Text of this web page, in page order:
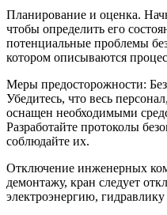
Планирование и оценка.
чтобы определить его
потенциальные проблемы
котором описываются
Меры предосторожности:
Убедитесь, что весь
оснащен необходимыми
Разработайте протоколы
соблюдайте их.
Отключение инженерных
демонтажу, кран следует
электроэнергию,